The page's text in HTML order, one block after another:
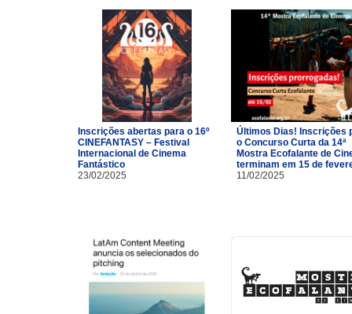
Inscrições abertas para o 16º
CINEFANTASY – Festival
Internacional de Cinema
Fantástico
23/02/2025
Últimos Dias! Inscrições
o Concurso Curta da 14ª
Mostra Ecofalante de
terminam em 15 de
11/02/2025